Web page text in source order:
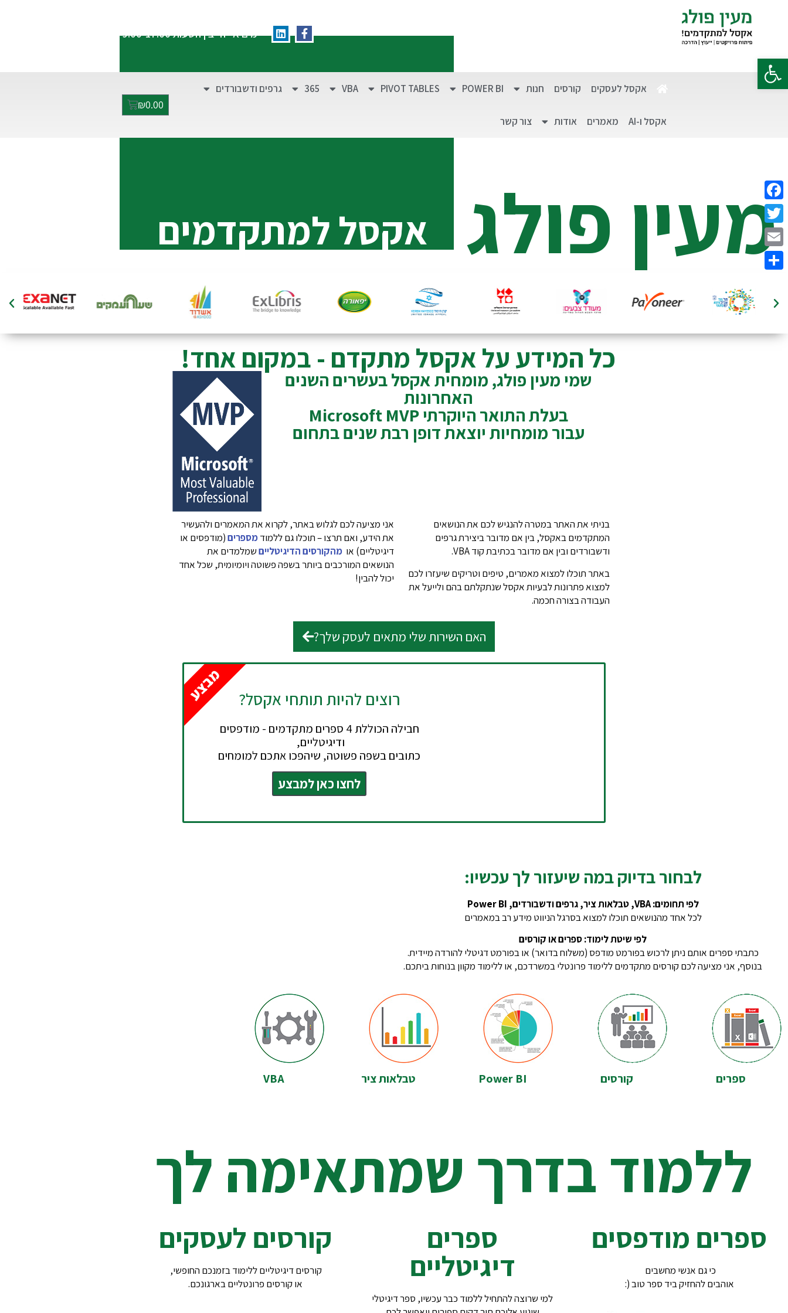
פתח סרגל נגישות
ימים א'-ה' בין השעות 9:00-17:00
אקסל לעסקים קורסים חנות POWER BI
PIVOT TABLES
VBA
365 גרפים ודשבורדים
אקסל ו-AI מאמרים אודות צור קשר
₪0.00
מעין פולג אקסל למתקדמים
כל המידע על אקסל מתקדם - במקום אחד!
שמי מעין פולג, מומחית אקסל בעשרים השנים
האחרונות
בעלת התואר היוקרתי Microsoft MVP
עבור מומחיות יוצאת דופן רבת שנים בתחום
בניתי את האתר במטרה להנגיש לכם את הנושאים
המתקדמים באקסל, בין אם מדובר ביצירת גרפים
ודשבורדים ובין אם מדובר בכתיבת קוד VBA.
באתר תוכלו למצוא מאמרים, טיפים וטריקים שיעזרו לכם
למצוא פתרונות לבעיות אקסל שנתקלתם בהם ולייעל את
העבודה בצורה חכמה.
אני מציעה לכם לגלוש באתר, לקרוא את המאמרים ולהעשיר
את הידע, ואם תרצו – תוכלו גם ללמודמספרים(מודפסים או
דיגיטליים) או מהקורסים הדיגיטלייםשמלמדים את
הנושאים המורכבים ביותר בשפה פשוטה ויומיומית, שכל אחד
יכול להבין!
האם השירות שלי מתאים לעסק שלך?
רוצים להיות תותחי אקסל?
חבילה הכוללת 4 ספרים מתקדמים - מודפסים
ודיגיטליים,
כתובים בשפה פשוטה, שיהפכו אתכם למומחים
לחצו כאן למבצע
מבצע
לבחור בדיוק במה שיעזור לך עכשיו:
לפי תחומים: VBA, טבלאות ציר, גרפים ודשבורדים, Power BI
לכל אחד מהנושאים תוכלו למצוא בסרגל הניווט מידע רב במאמרים
לפי שיטת לימוד: ספרים או קורסים
כתבתי ספרים אותם ניתן לרכוש בפורמט מודפס (משלוח בדואר) או בפורמט דגיטלי להורדה מיידית.
בנוסף, אני מציעה לכם קורסים מתקדמים ללימוד פרונטלי במשרדכם, או ללימוד מקוון בנוחות ביתכם.
ספרים קורסים Power BI טבלאות ציר VBA
ללמוד בדרך שמתאימה לך
ספרים מודפסים
כי גם אנשי מחשבים
אוהבים להחזיק ביד ספר טוב (:
ספרים
דיגיטליים
למי שרוצה להתחיל ללמוד כבר עכשיו, ספר דיגיטלי
קורסים לעסקים
קורסים דיגיטליים ללימוד בזמנכם החופשי,
או קורסים פרונטליים בארגונכם.
Facebook
Twitter
Email